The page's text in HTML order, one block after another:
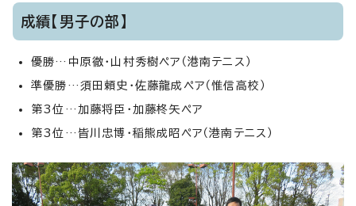
成績【男子の部】
優勝…中原徹・山村秀樹ペア（港南テニス）
準優勝…須田頼史・佐藤龍成ペア（惟信高校）
第3位…加藤将臣・加藤柊矢ペア
第3位…皆川忠博・稲熊成昭ペア（港南テニス）